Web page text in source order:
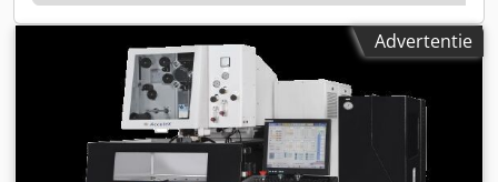
koop: demonstratiemachine Accutex AU860iA Max.
werkstukgrootte L x B x H (mm): 1330 x 990 x 395 Max.
gewicht werkstuk (kg): 5.000 X/Y/Z-slag (mm): 800 x 600 x
400 (optie Z600) U/V-slag (mm): 150 x 150 Chsdpsxnx Itofx
Ak Asa Gewicht draadspoel (kg): 16 Afmetingen B x D x H
(mm): 3900 x 3600 x 2740 Machinegewicht (kg): 8.400
Capaciteit watersysteem (l): Hoofdtank: 2420 (Z400) Bij- en
hoofdtank: 1630 + 1280 (Z600)
Advertentie